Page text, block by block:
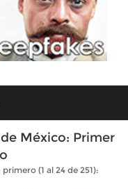
México: Primer
(1 al 24 de 251):